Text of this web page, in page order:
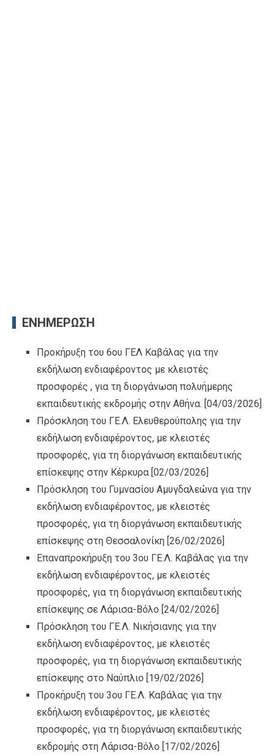
ΕΝΗΜΕΡΩΣΗ
Προκήρυξη του 6ου ΓΕΛ Καβάλας για την
εκδήλωση ενδιαφέροντος με κλειστές
προσφορές , για τη διοργάνωση πολυήμερης
εκπαιδευτικής εκδρομής στην Αθήνα. [04/03/2026]
Πρόσκληση του ΓΕ.Λ. Ελευθερούπολης για την
εκδήλωση ενδιαφέροντος, με κλειστές
προσφορές, για τη διοργάνωση εκπαιδευτικής
επίσκεψης στην Κέρκυρα [02/03/2026]
Πρόσκληση του Γυμνασίου Αμυγδαλεώνα για την
εκδήλωση ενδιαφέροντος, με κλειστές
προσφορές, για τη διοργάνωση εκπαιδευτικής
επίσκεψης στη Θεσσαλονίκη [26/02/2026]
Επαναπροκήρυξη του 3ου ΓΕ.Λ. Καβάλας για την
εκδήλωση ενδιαφέροντος, με κλειστές
προσφορές, για τη διοργάνωση εκπαιδευτικής
επίσκεψης σε Λάρισα-Βόλο [24/02/2026]
Πρόσκληση του ΓΕ.Λ. Νικήσιανης για την
εκδήλωση ενδιαφέροντος, με κλειστές
προσφορές, για τη διοργάνωση εκπαιδευτικής
επίσκεψης στο Ναύπλιο [19/02/2026]
Προκήρυξη του 3ου ΓΕ.Λ. Καβάλας για την
εκδήλωση ενδιαφέροντος, με κλειστές
προσφορές, για τη διοργάνωση εκπαιδευτικής
εκδρομής στη Λάρισα-Βόλο [17/02/2026]